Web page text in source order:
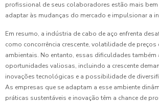
profissional de seus colaboradores estão mais
adaptar às mudanças do mercado e impulsionar a
Em resumo, a indústria de cabo de aço enfrenta
como concorrência crescente, volatilidade de preços
ambientais. No entanto, essas dificuldades também
oportunidades valiosas, incluindo a crescente
inovações tecnológicas e a possibilidade de
As empresas que se adaptam a esse ambiente
práticas sustentáveis e inovação têm a chance de